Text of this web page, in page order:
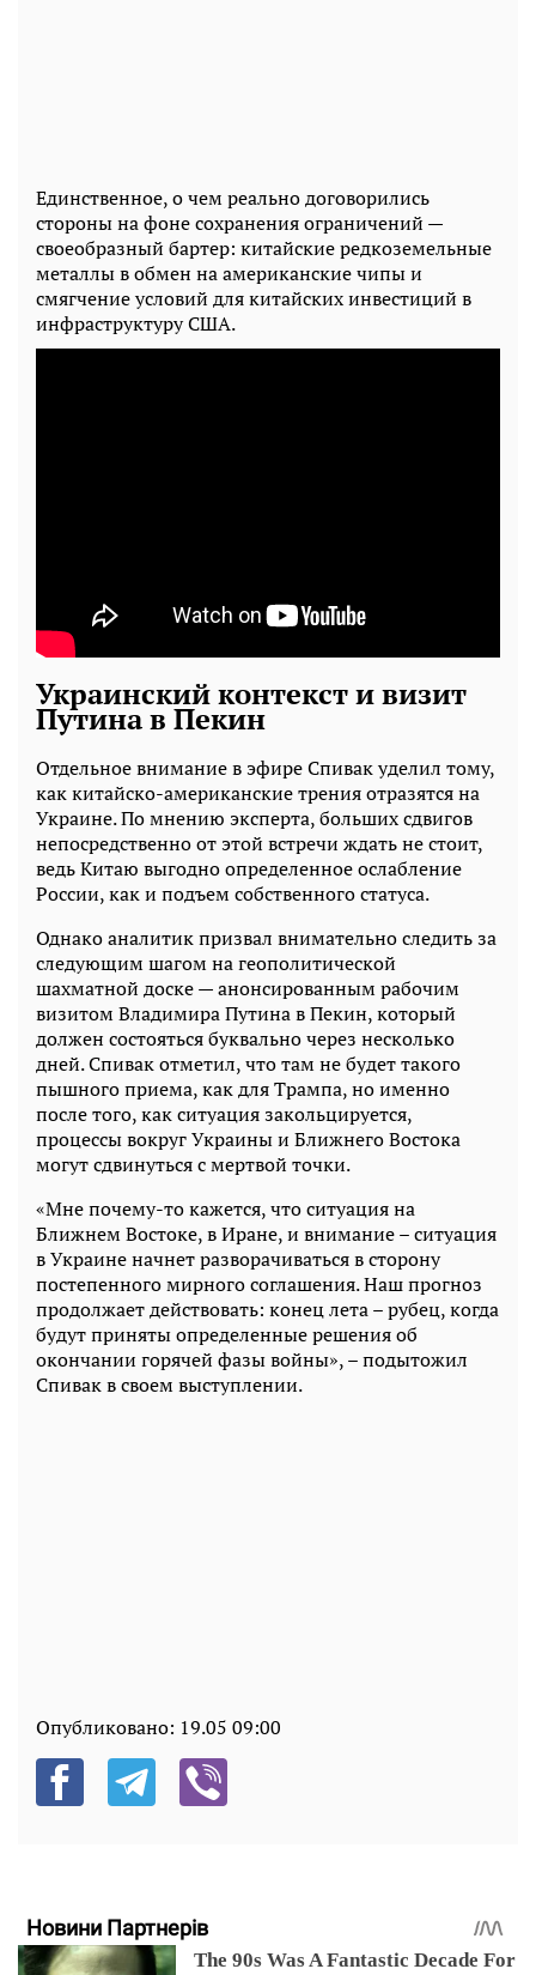
Единственное, о чем реально договорились
стороны на фоне сохранения ограничений —
своеобразный бартер: китайские редкоземельные
металлы в обмен на американские чипы и
смягчение условий для китайских инвестиций в
инфраструктуру США.
Украинский контекст и визит
Путина в Пекин
Отдельное внимание в эфире Спивак уделил тому,
как китайско-американские трения отразятся на
Украине. По мнению эксперта, больших сдвигов
непосредственно от этой встречи ждать не стоит,
ведь Китаю выгодно определенное ослабление
России, как и подъем собственного статуса.
Однако аналитик призвал внимательно следить за
следующим шагом на геополитической
шахматной доске — анонсированным рабочим
визитом Владимира Путина в Пекин, который
должен состояться буквально через несколько
дней. Спивак отметил, что там не будет такого
пышного приема, как для Трампа, но именно
после того, как ситуация закольцируется,
процессы вокруг Украины и Ближнего Востока
могут сдвинуться с мертвой точки.
«Мне почему-то кажется, что ситуация на
Ближнем Востоке, в Иране, и внимание – ситуация
в Украине начнет разворачиваться в сторону
постепенного мирного соглашения. Наш прогноз
продолжает действовать: конец лета – рубец, когда
будут приняты определенные решения об
окончании горячей фазы войны», – подытожил
Спивак в своем выступлении.
Опубликовано: 19.05 09:00